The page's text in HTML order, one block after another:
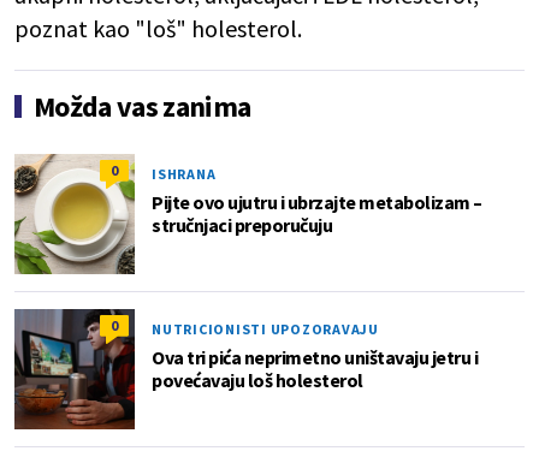
poznat kao "loš" holesterol.
Možda vas zanima
0 ISHRANA
Pijte ovo ujutru i ubrzajte metabolizam –
stručnjaci preporučuju
0 NUTRICIONISTI UPOZORAVAJU
Ova tri pića neprimetno uništavaju jetru i
povećavaju loš holesterol